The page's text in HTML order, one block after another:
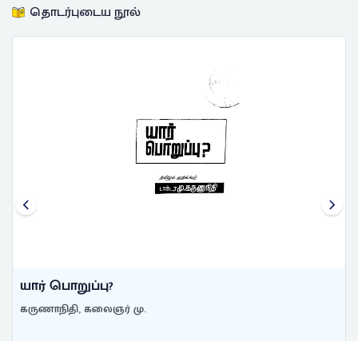
தொடர்புடைய நூல்
யார் பொறுப்பு?
கருணாநிதி, கலைஞர் மு.